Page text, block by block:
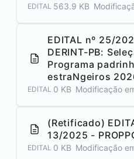
EDITAL 563.9 KB
EDITAL nº 25/
DERINT-PB:
Programa
estraNgeiros
EDITAL 0 KB Modificação
(Retificado)
13/2025 -
EDITAL 0 KB Modificação